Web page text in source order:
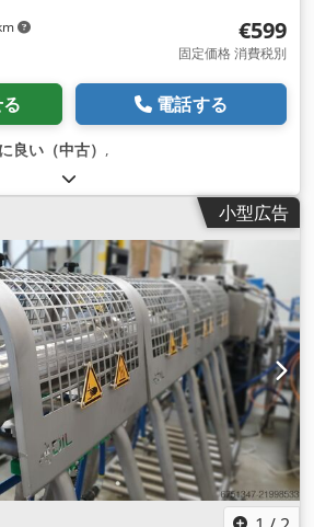
€599
固定価格 消費税別
電話する
良い（中古） ,
小型広告